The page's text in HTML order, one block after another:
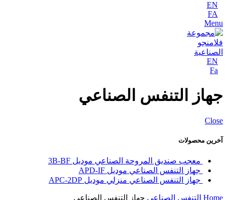
EN
FA
Menu
EN
Fa
جهاز التنفس الصناعي
Close
آخرین محصولات
معجب صنديق المروحة الصناعي موديل 3B-BF
جهاز التنفس الصناعي مودیل APD-IF
جهاز التنفس الصناعي منزلي موديل APC-2DP
Home التنفس الصناعي جهاز التنفس الصناعي